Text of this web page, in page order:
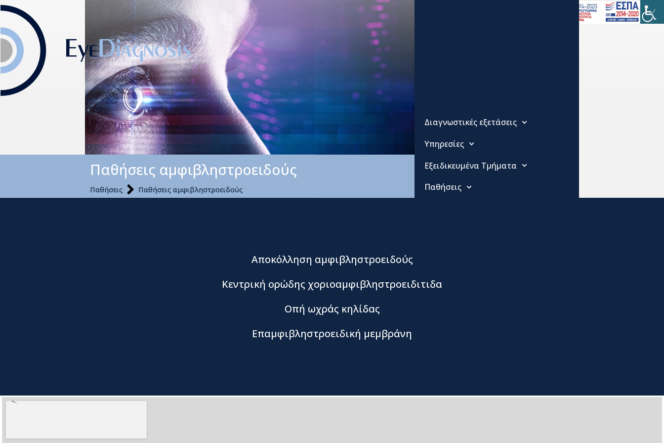
Παθήσεις αμφιβληστροειδούς
Παθήσεις Παθήσεις αμφιβληστροειδούς
Διαγνωστικές εξετάσεις
Υπηρεσίες
Εξειδικευμένα Τμήματα
Παθήσεις
Αποκόλληση αμφιβληστροειδούς
Κεντρική ορώδης χοριοαμφιβληστροειδιτιδα
Οπή ωχράς κηλίδας
Επαμφιβληστροειδική μεμβράνη